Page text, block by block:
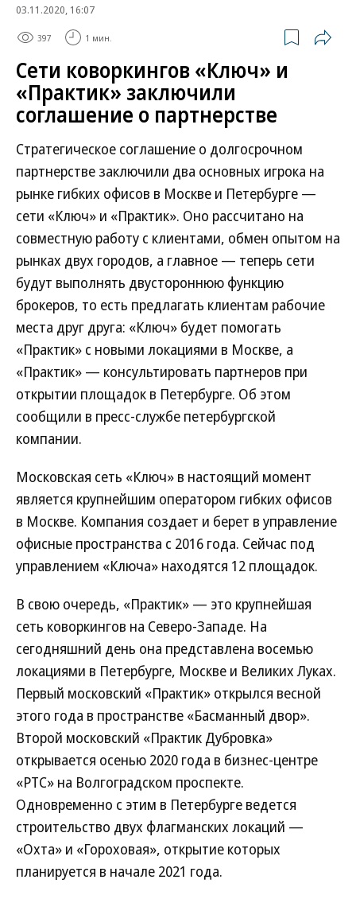
03.11.2020, 16:07
397 1 мин.
Сети коворкингов «Ключ» и
«Практик» заключили
соглашение о партнерстве
Стратегическое соглашение о долгосрочном
партнерстве заключили два основных игрока на
рынке гибких офисов в Москве и Петербурге —
сети «Ключ» и «Практик». Оно рассчитано на
совместную работу с клиентами, обмен опытом на
рынках двух городов, а главное — теперь сети
будут выполнять двустороннюю функцию
брокеров, то есть предлагать клиентам рабочие
места друг друга: «Ключ» будет помогать
«Практик» с новыми локациями в Москве, а
«Практик» — консультировать партнеров при
открытии площадок в Петербурге. Об этом
сообщили в пресс-службе петербургской
компании.
Московская сеть «Ключ» в настоящий момент
является крупнейшим оператором гибких офисов
в Москве. Компания создает и берет в управление
офисные пространства с 2016 года. Сейчас под
управлением «Ключа» находятся 12 площадок.
В свою очередь, «Практик» — это крупнейшая
сеть коворкингов на Северо-Западе. На
сегодняшний день она представлена восемью
локациями в Петербурге, Москве и Великих Луках.
Первый московский «Практик» открылся весной
этого года в пространстве «Басманный двор».
Второй московский «Практик Дубровка»
открывается осенью 2020 года в бизнес-центре
«РТС» на Волгоградском проспекте.
Одновременно с этим в Петербурге ведется
строительство двух флагманских локаций —
«Охта» и «Гороховая», открытие которых
планируется в начале 2021 года.